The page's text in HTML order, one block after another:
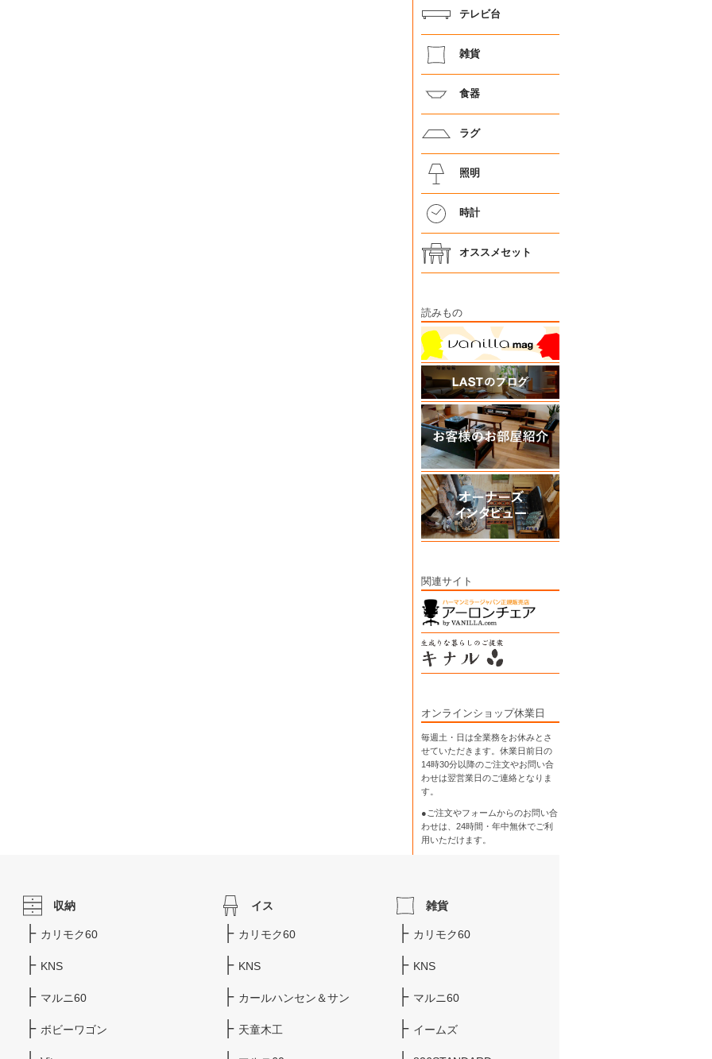
テレビ台
雑貨
食器
ラグ
照明
時計
オススメセット
読みもの
関連サイト
オンラインショップ休業日
毎週土・日は全業務をお休みとさ
せていただきます。休業日前日の
14時30分以降のご注文やお問い合
わせは翌営業日のご連絡となりま
す。
●ご注文やフォームからのお問い合
わせは、 24時間・年中無休でご利
用いただけます。
収納
カリモク60
KNS
マルニ60
ボビーワゴン
イス
カリモク60
KNS
カールハンセン＆サン
天童木工
雑貨
カリモク60
KNS
マルニ60
イームズ